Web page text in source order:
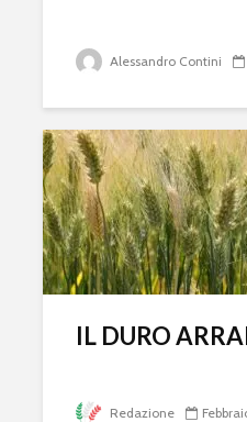
Alessandro Contini
IL DURO
Redazione